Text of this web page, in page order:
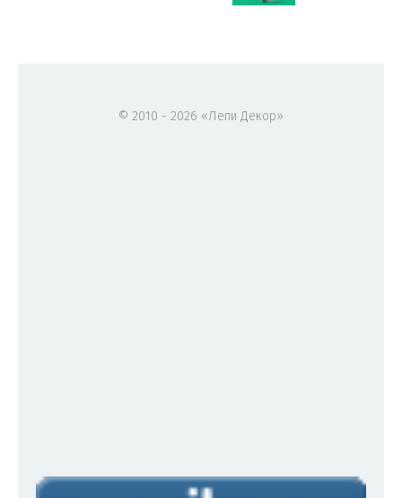
© 2010 - 2026 «Лепи Декор»